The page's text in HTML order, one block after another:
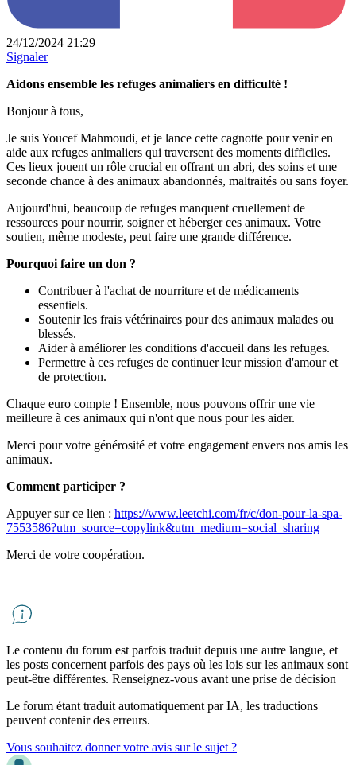
24/12/2024 21:29
Signaler
Aidons ensemble les refuges animaliers en difficulté !
Bonjour à tous,
Je suis Youcef Mahmoudi, et je lance cette cagnotte pour venir en
aide aux refuges animaliers qui traversent des moments difficiles.
Ces lieux jouent un rôle crucial en offrant un abri, des soins et une
seconde chance à des animaux abandonnés, maltraités ou sans foyer.
Aujourd'hui, beaucoup de refuges manquent cruellement de
ressources pour nourrir, soigner et héberger ces animaux. Votre
soutien, même modeste, peut faire une grande différence.
Pourquoi faire un don ?
Contribuer à l'achat de nourriture et de médicaments
essentiels.
Soutenir les frais vétérinaires pour des animaux malades ou
blessés.
Aider à améliorer les conditions d'accueil dans les refuges.
Permettre à ces refuges de continuer leur mission d'amour et
de protection.
Chaque euro compte ! Ensemble, nous pouvons offrir une vie
meilleure à ces animaux qui n'ont que nous pour les aider.
Merci pour votre générosité et votre engagement envers nos amis les
animaux.
Comment participer ?
Appuyer sur ce lien : https://www.leetchi.com/fr/c/don-pour-la-spa-
7553586?utm_source=copylink&utm_medium=social_sharing
Merci de votre coopération.
Le contenu du forum est parfois traduit depuis une autre langue, et
les posts concernent parfois des pays où les lois sur les animaux sont
peut-être différentes. Renseignez-vous avant une prise de décision
Le forum étant traduit automatiquement par IA, les traductions
peuvent contenir des erreurs.
Vous souhaitez donner votre avis sur le sujet ?